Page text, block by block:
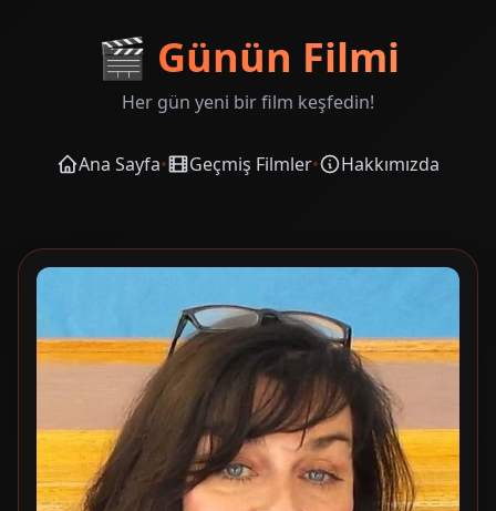
🎬 Günün Filmi
Her gün yeni bir film keşfedin!
Ana Sayfa• Geçmiş Filmler• Hakkımızda